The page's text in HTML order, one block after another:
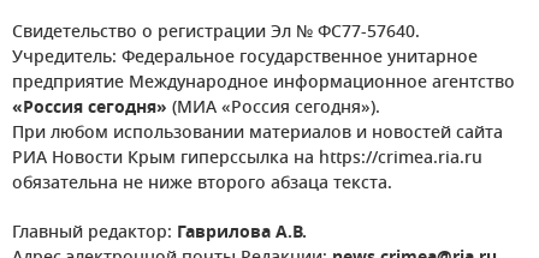
Свидетельство о регистрации Эл № ФС77-57640.
Учредитель: Федеральное государственное унитарное
предприятие Международное информационное агентство
«Россия сегодня» (МИА «Россия сегодня»).
При любом использовании материалов и новостей сайта
РИА Новости Крым гиперссылка на https://crimea.ria.ru
обязательна не ниже второго абзаца текста.
Главный редактор: Гаврилова А.В.